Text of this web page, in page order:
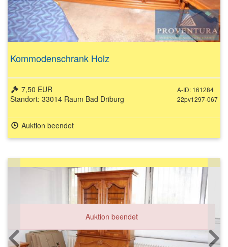
Kommodenschrank Holz
A-ID: 161284
22pv1297-067
7,50 EUR
Standort: 33014 Raum Bad Driburg
Auktion beendet
Auktion beendet